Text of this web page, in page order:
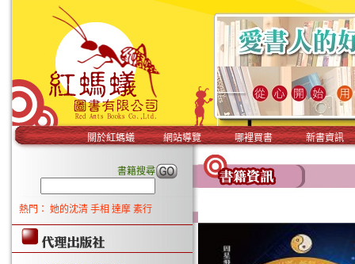
關於紅螞蟻 網站導覽 哪裡買書 新書資訊
書籍搜尋
熱門： 她的沈清 手相 達摩 素行